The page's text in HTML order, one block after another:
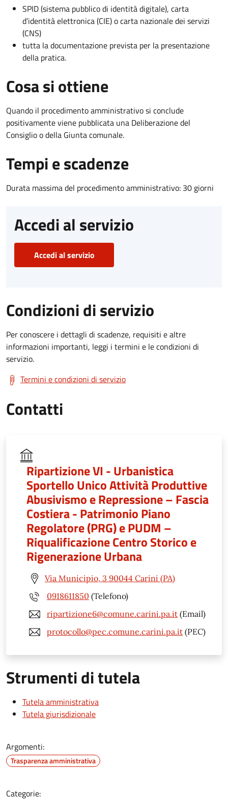
SPID (sistema pubblico di identità digitale), carta
d’identità elettronica (CIE) o carta nazionale dei servizi
(CNS)
tutta la documentazione prevista per la presentazione
della pratica.
Cosa si ottiene
Quando il procedimento amministrativo si conclude
positivamente viene pubblicata una Deliberazione del
Consiglio o della Giunta comunale.
Tempi e scadenze
Durata massima del procedimento amministrativo: 30 giorni
Accedi al servizio
Accedi al servizio
Condizioni di servizio
Per conoscere i dettagli di scadenze, requisiti e altre
informazioni importanti, leggi i termini e le condizioni di
servizio.
Termini e condizioni di servizio
Contatti
Ripartizione VI - Urbanistica
Sportello Unico Attività Produttive
Abusivismo e Repressione – Fascia
Costiera - Patrimonio Piano
Regolatore (PRG) e PUDM –
Riqualificazione Centro Storico e
Rigenerazione Urbana
Via Municipio, 3 90044 Carini (PA)
0918611850 (Telefono)
ripartizione6@comune.carini.pa.it (Email)
protocollo@pec.comune.carini.pa.it (PEC)
Strumenti di tutela
Tutela amministrativa
Tutela giurisdizionale
Argomenti:
Trasparenza amministrativa
Categorie: